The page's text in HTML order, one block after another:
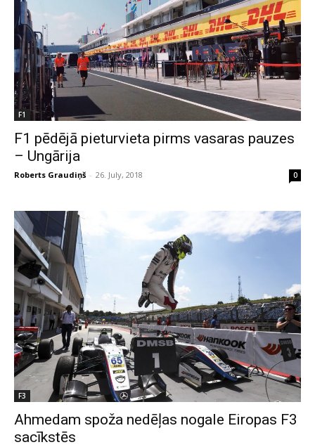
F1
F1 pēdējā pieturvieta pirms vasaras pauzes
– Ungārija
Roberts Graudiņš - 26. July, 2018 0
F3
Ahmedam spoža nedēļas nogale Eiropas F3
sacīkstēs